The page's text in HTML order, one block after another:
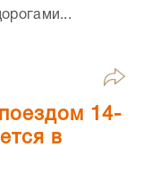
14-
в